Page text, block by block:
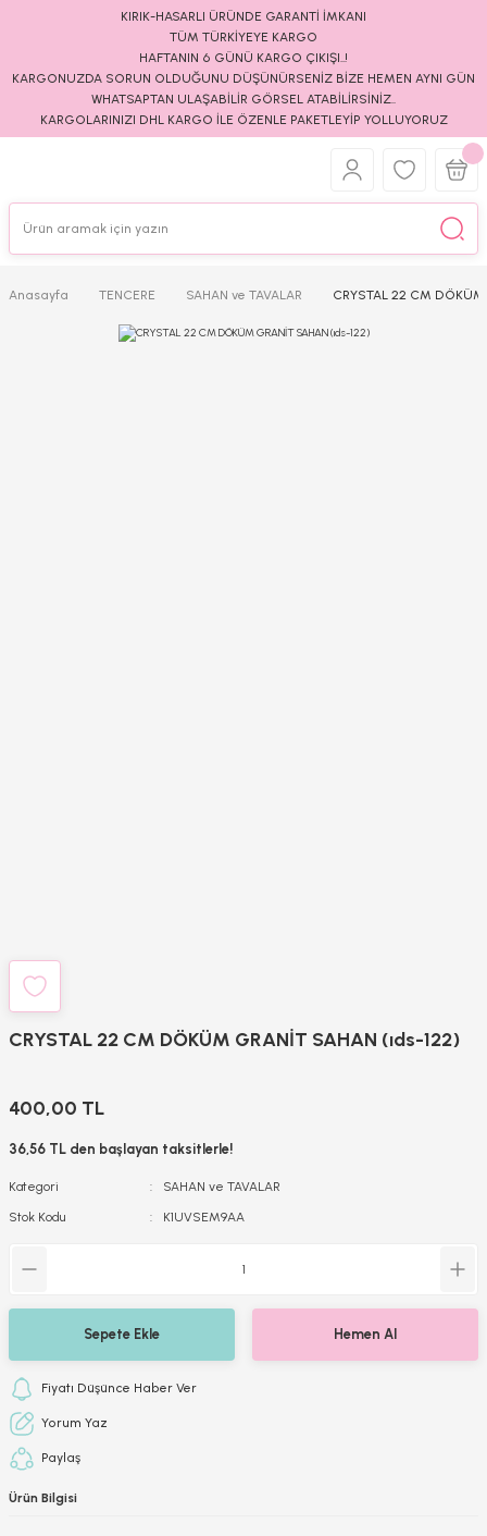
KIRIK-HASARLI ÜRÜNDE GARANTİ İMKANI
TÜM TÜRKİYEYE KARGO
HAFTANIN 6 GÜNÜ KARGO ÇIKIŞI..!
KARGONUZDA SORUN OLDUĞUNU DÜŞÜNÜRSENİZ BİZE HEMEN AYNI GÜN
WHATSAPTAN ULAŞABİLİR GÖRSEL ATABİLİRSİNİZ..
KARGOLARINIZI DHL KARGO İLE ÖZENLE PAKETLEYİP YOLLUYORUZ
Anasayfa TENCERE SAHAN ve TAVALAR CRYSTAL 22 CM DÖKÜM
CRYSTAL 22 CM DÖKÜM GRANİT SAHAN (ıds-122)
400,00 TL
36,56 TL den başlayan taksitlerle!
Kategori
SAHAN ve TAVALAR
Stok Kodu
K1UVSEM9AA
Sepete Ekle Hemen Al
Fiyatı Düşünce Haber Ver
Yorum Yaz
Paylaş
Ürün Bilgisi